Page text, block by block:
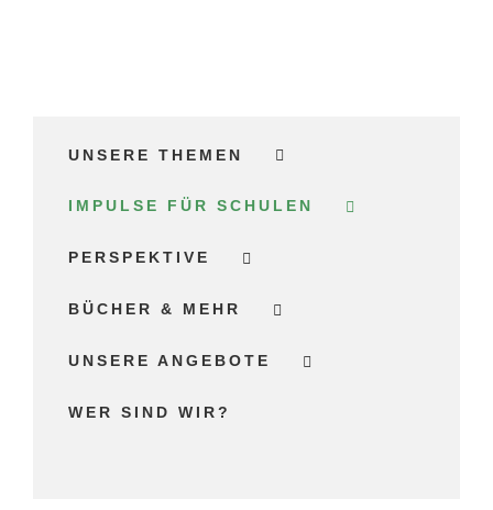
UNSERE THEMEN
IMPULSE FÜR SCHULEN
PERSPEKTIVE
BÜCHER & MEHR
UNSERE ANGEBOTE
WER SIND WIR?